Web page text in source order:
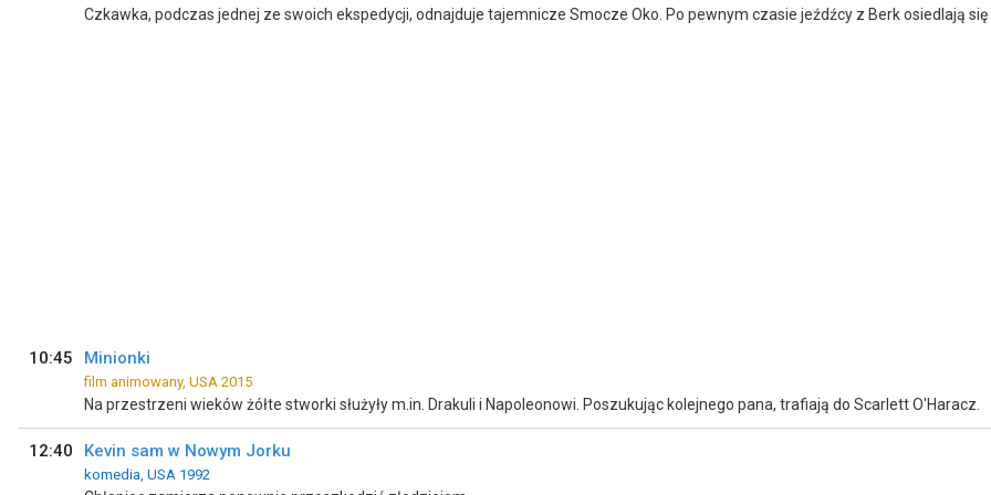
10:45 Minionki
film animowany, USA 2015
Na przestrzeni wieków żółte stworki służyły m.in. Drakuli i Napoleonowi. Poszukując kolejnego pana, trafiają do Scarlett O'Haracz.
12:40 Kevin sam w Nowym Jorku
komedia, USA 1992